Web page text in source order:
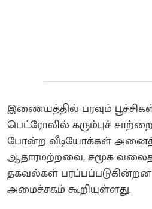
இணையத்தில் பரவும்
பெட்ரோலில் கரும்புச்
போன்ற வீடியோக்கள்
ஆதாரமற்றவை, சமூக
தகவல்கள்
அமைச்சகம் கூறியுள்ளது.